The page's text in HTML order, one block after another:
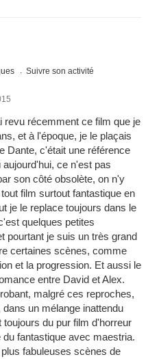
Suivre son activité
revu récemment ce film que je
et à l'époque, je le plaçais
Dante, c'était une référence
ce n'est pas
son côté obsolète, on n'y
film surtout fantastique en
je le replace toujours dans le
quelques petites
pourtant je suis un très grand
certaines scènes, comme
et la progression. Et aussi le
entre David et Alex.
malgré ces reproches,
un mélange inattendu
du pur film d'horreur
fantastique avec maestria.
fabuleuses scènes de